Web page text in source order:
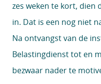
zes weken te kort, dien
in. Dat is een nog niet
Na ontvangst van de
Belastingdienst tot en
bezwaar nader te